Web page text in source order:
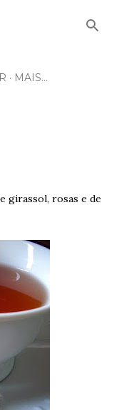
MAIS…
girassol, rosas e de